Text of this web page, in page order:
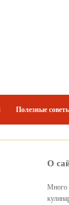
Полезные
О
Много